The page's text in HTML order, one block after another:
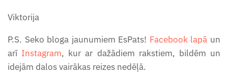
Viktorija
P.S. Seko bloga jaunumiem EsPats! Facebook lapā un
arī Instagram, kur ar dažādiem rakstiem, bildēm un
idejām dalos vairākas reizes nedēļā.